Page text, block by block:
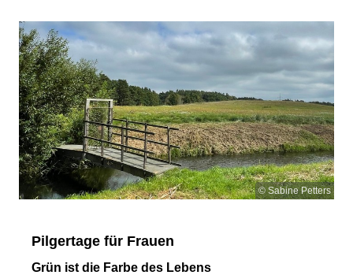
© Sabine Petters
Pilgertage für Frauen
Grün ist die Farbe des Lebens